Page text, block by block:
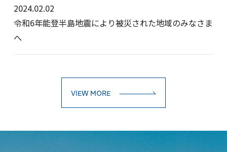
2024.02.02
令和6年能登半島地震により被災された地域のみなさま
へ
VIEW MORE